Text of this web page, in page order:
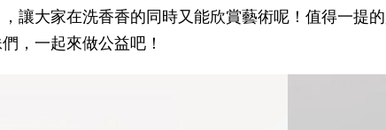
讓大家在洗香香的同時又能欣賞藝術呢！值得一提
，一起來做公益吧！